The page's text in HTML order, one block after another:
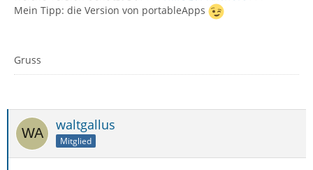
Mein Tipp: die Version von portableApps
Gruss
waltgallus
Mitglied